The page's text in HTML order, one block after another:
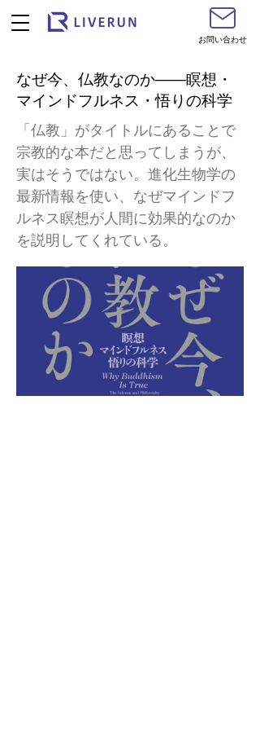
お問い合わせ
なぜ今、仏教なのか――瞑想・
マインドフルネス・悟りの科学
「仏教」がタイトルにあることで
宗教的な本だと思ってしまうが、
実はそうではない。進化生物学の
最新情報を使い、なぜマインドフ
ルネス瞑想が人間に効果的なのか
を説明してくれている。